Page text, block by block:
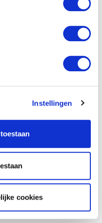
Instellingen
cookies